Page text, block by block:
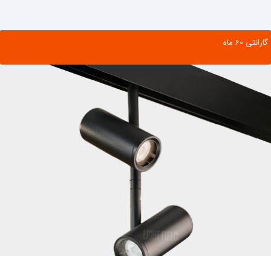
مشاهده محصول
گارانتی ‌60 ماه